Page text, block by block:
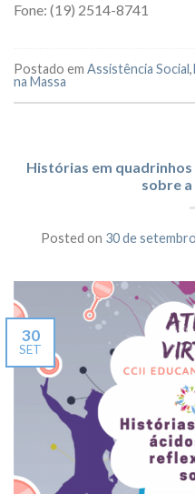
Fone: (19) 2514-8741
Postado em Assistência Social ,
na Massa
Histórias em
sobre
Posted on 30 de
30
SET